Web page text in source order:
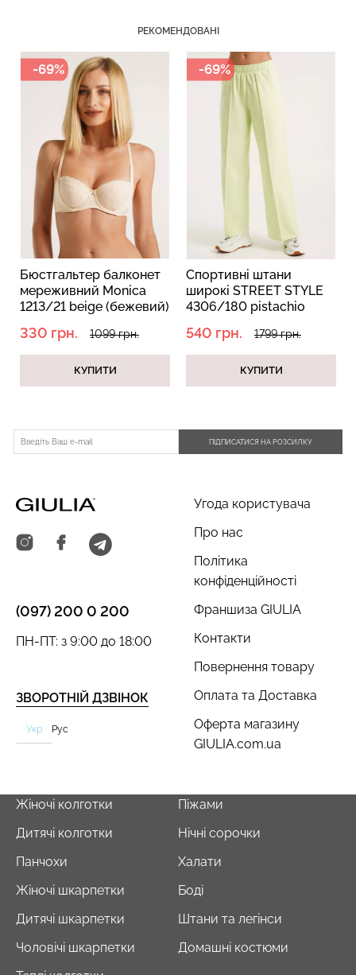
РЕКОМЕНДОВАНІ
-69%
Бюстгальтер балконет
мереживний Monica
1213/21 beige (бежевий)
330 грн. 1099 грн.
КУПИТИ
-69%
Спортивні штани
широкі STREET STYLE
4306/180 pistachio
540 грн. 1799 грн.
КУПИТИ
ПІДПИСАТИСЯ НА РОЗСИЛКУ
Угода користувача
Про нас
Політика
конфіденційності
Франшиза GIULIA
Контакти
Повернення товару
Оплата та Доставка
Оферта магазину
GIULIA.com.ua
(097) 200 0 200
ЗВОРОТНІЙ ДЗВІНОК
ПН-ПТ: з 9:00 до 18:00
Укр Рус
Жіночі колготки
Дитячі колготки
Панчохи
Жіночі шкарпетки
Дитячі шкарпетки
Чоловічі шкарпетки
Піжами
Нічні сорочки
Халати
Боді
Штани та легінси
Домашні костюми
(чорний) Giulia
489 грн.699 грн.
TRACKS SHAPE black
(чорний) Giulia
519 грн.649 грн.